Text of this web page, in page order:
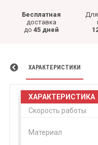
Бесплатная
доставка
до 45 дней
ХАРАКТЕРИСТИКИ
ХАРАКТЕРИСТИКА
Скорость работы
Материал